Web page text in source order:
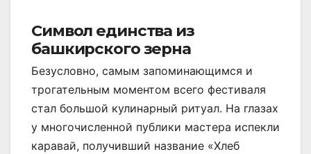
Символ единства из
башкирского зерна
Безусловно, самым запоминающимся и
трогательным моментом всего фестиваля
стал большой кулинарный ритуал. На глазах
у многочисленной публики мастера испекли
каравай, получивший название «Хлеб